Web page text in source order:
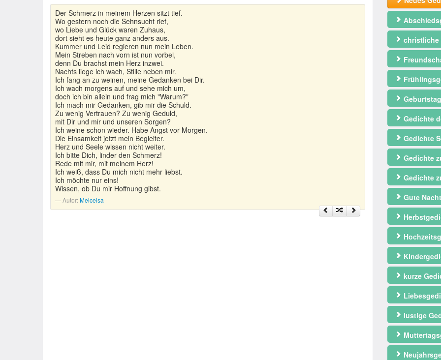
Der Schmerz in meinem Herzen sitzt tief.
Wo gestern noch die Sehnsucht rief,
wo Liebe und Glück waren Zuhaus,
dort sieht es heute ganz anders aus.
Kummer und Leid regieren nun mein Leben.
Mein Streben nach vorn ist nun vorbei,
denn Du brachst mein Herz inzwei.
Nachts liege ich wach, Stille neben mir.
Ich fang an zu weinen, meine Gedanken bei Dir.
Ich wach morgens auf und sehe mich um,
doch ich bin allein und frag mich "Warum?"
Ich mach mir Gedanken, gib mir die Schuld.
Zu wenig Vertrauen? Zu wenig Geduld,
mit Dir und mir und unseren Sorgen?
Ich weine schon wieder. Habe Angst vor Morgen.
Die Einsamkeit jetzt mein Begleiter.
Herz und Seele wissen nicht weiter.
Ich bitte Dich, linder den Schmerz!
Rede mit mir, mit meinem Herz!
Ich weiß, dass Du mich nicht mehr liebst.
Ich möchte nur eins!
Wissen, ob Du mir Hoffnung gibst.
Autor:Melcelsa
christliche
Gedichte
Gedichte
Gedichte
Gedichte
Gute
kurze
lustige